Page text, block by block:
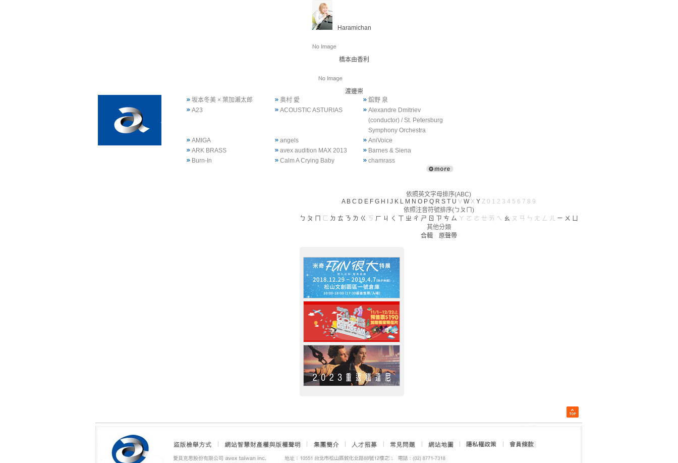
Haramichan
橋本由香利
渡邊崇
坂本冬美 × 葉加瀨太郎
奥村 愛
舘野 泉
A23
ACOUSTIC ASTURIAS
Alexandre Dmitriev
(conductor) / St. Petersburg
Symphony Orchestra
AMIGA
angels
AniVoice
ARK BRASS
avex audition MAX 2013
Barnes & Siena
Burn-In
Calm A Crying Baby chamrass
依照英文字母排序(ABC)
A B C D E F G H J K L M N O P Q R S T U V W X Y Z 0 1 2 3 4 5 6 7 8 9
依照注音符號排序(ㄅㄆㄇ)
ㄅ ㄆ ㄈ ㄉ ㄊ ㄋ ㄌ ㄍ ㄎ ㄏ ㄐ ㄑ ㄓ ㄔ ㄕ ㄖ ㄗ ㄘ ㄙ ㄚ ㄛ ㄜ ㄝ ㄞ ㄟ ㄠ ㄡ ㄢ ㄣ ㄤ ㄥ ㄦ ㄧ ㄨ ㄩ
其他分類
合輯
原聲帶